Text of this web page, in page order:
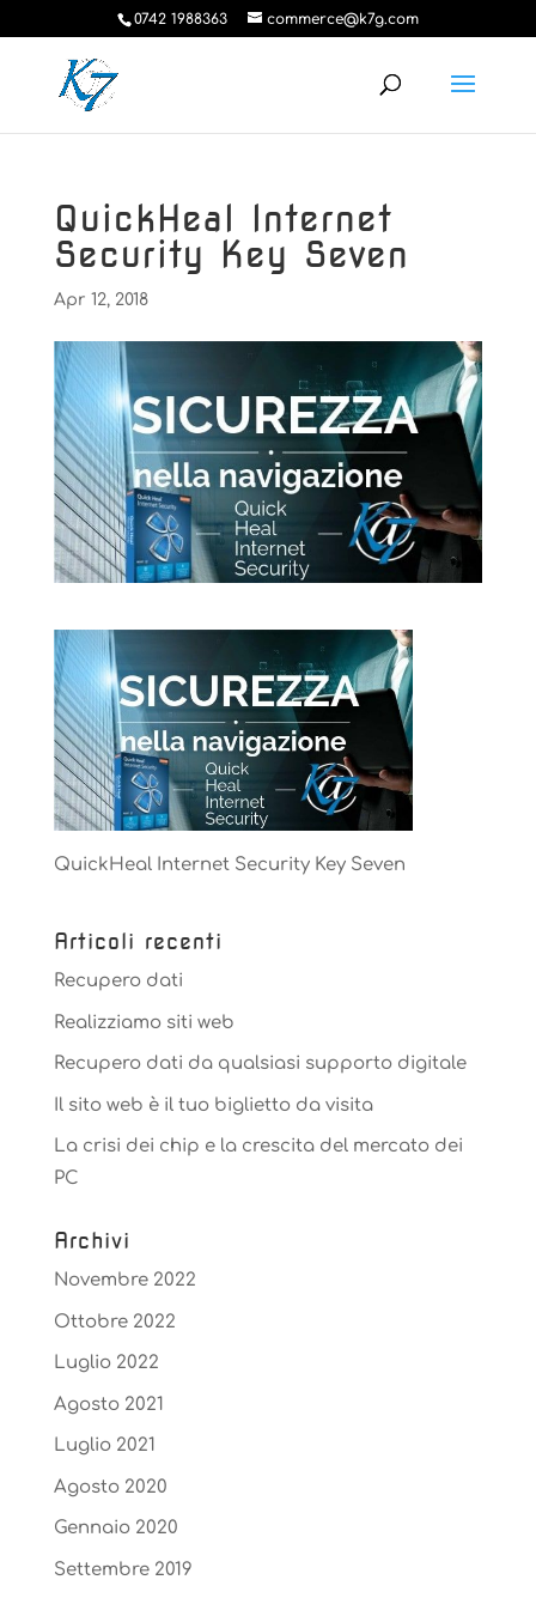
0742 1988363 commerce@k7g.com
QuickHeal Internet
Security Key Seven
Apr 12, 2018
QuickHeal Internet Security Key Seven
Articoli recenti
Recupero dati
Realizziamo siti web
Recupero dati da qualsiasi supporto digitale
Il sito web è il tuo biglietto da visita
La crisi dei chip e la crescita del mercato dei
PC
Archivi
Novembre 2022
Ottobre 2022
Luglio 2022
Agosto 2021
Luglio 2021
Agosto 2020
Gennaio 2020
Settembre 2019